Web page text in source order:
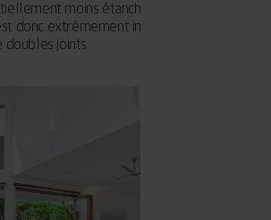
moins étanches que les autres
donc extrêmement important de choisir
joints.